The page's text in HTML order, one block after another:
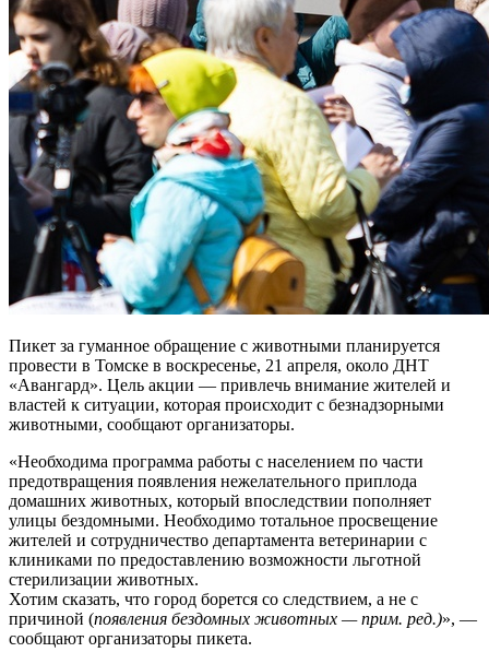
Пикет за гуманное обращение с животными планируется
провести в Томске в воскресенье, 21 апреля, около ДНТ
«Авангард». Цель акции — привлечь внимание жителей и
властей к ситуации, которая происходит с безнадзорными
животными, сообщают организаторы.
«Необходима программа работы с населением по части
предотвращения появления нежелательного приплода
домашних животных, который впоследствии пополняет
улицы бездомными. Необходимо тотальное просвещение
жителей и сотрудничество департамента ветеринарии с
клиниками по предоставлению возможности льготной
стерилизации животных.
Хотим сказать, что город борется со следствием, а не с
причиной (появления бездомных животных — прим. ред.)», —
сообщают организаторы пикета.